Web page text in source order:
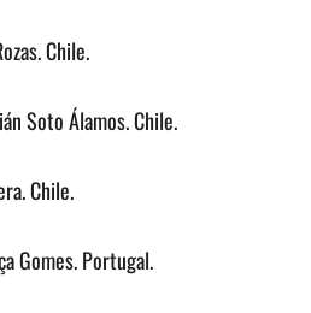
Chile.
Soto Álamos. Chile.
Chile.
Gomes. Portugal.